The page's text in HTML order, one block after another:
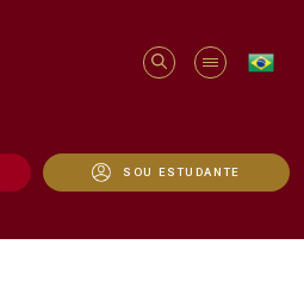
SOU ESTUDANTE